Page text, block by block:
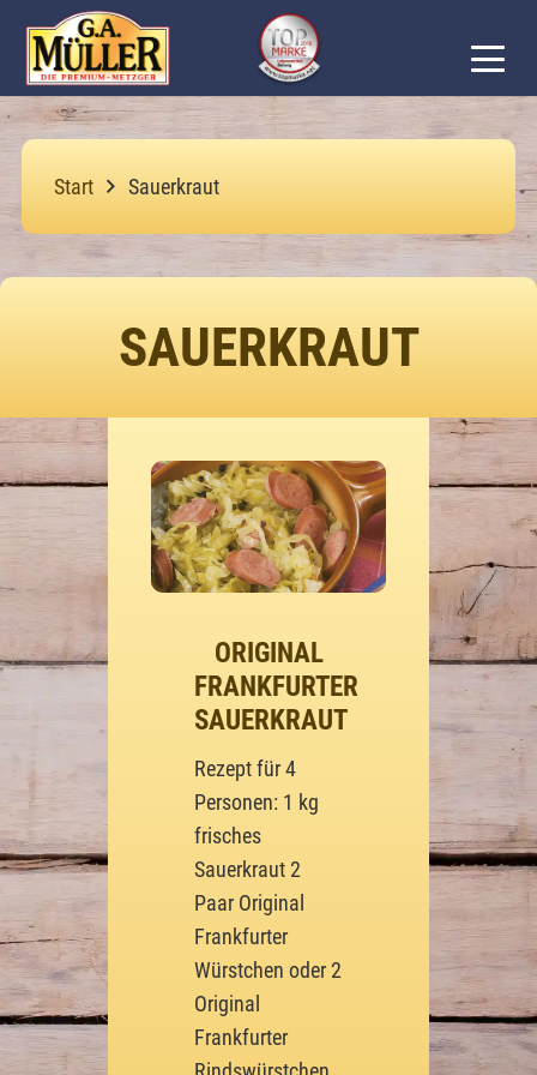
Start Sauerkraut
SAUERKRAUT
ORIGINAL
FRANKFURTER
SAUERKRAUT
Rezept für 4
Personen: 1 kg
frisches
Sauerkraut 2
Paar Original
Frankfurter
Würstchen oder 2
Original
Frankfurter